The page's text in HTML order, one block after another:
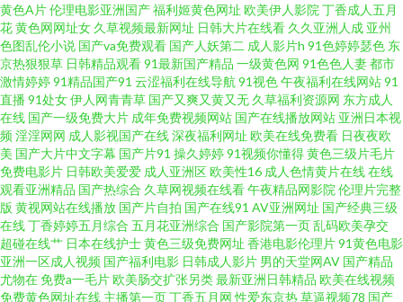
看第13集 国产高清视频网站 日本成人影视91 91h人妻网站 狠狠干狠狠艹 爽
灬爽灬爽灬毛及a btspread磁力搜索引擎 91综合精 九一巨炮 午夜影院网站 成
人伊人大香蕉 欧美日韩国产精品视频 在线高清电视观看免费视频 国产无限资
源第一页 日韩一区视频蜜桃 99re在线视频亚洲 秋霞天堂一区二 中文字幕综
合在线分类 韩国午夜探花 天堂电影网免费观看 不卡精品久久 免费国产直播
亚洲欧洲日本在线观看 蜜桃AV天堂 变态丝袜另类在 日韩一卡2卡三卡4卡无
卡网站 国产乱子 亚洲卡通动漫在线观看 亚洲国产精品一 高清电视剧在线播
黄色A片伦理电影亚洲国产福利姬黄色网址 欧美伊人影院 丁香成人五月
花黄色网网址女 久草视频最新网址 日韩大片在线看 久久亚洲人成 亚州
色图乱伦小说 国产va免费观看 国产人妖第二 成人影片h 91色婷婷瑟色 东
京热狠狠草 日韩精品观看91最新国产精品 一级黄色网 91色色人妻都市
激情婷婷91精品国产91 云涩福利在线导航 91视色午夜福利在线网站91
直播 91处女伊人网青青草 国产又爽又黄又无 久草福利资源网 东方成人
在线 国产一级免费大片 成年免费视频网站 国产在线播放网站 亚洲日本视
频淫淫网网 成人影视国产在线深夜福利网址 欧美在线免费看 日夜夜欧
美 国产大片中文字幕 国产片91 操久婷婷91视频你懂得黄色三级片毛片
免费电影片 日韩欧美爱爱 成人亚洲区欧美性16 成人色情黄片在线在线
观看亚洲精品 国产热综合 久草网视频在线看午夜精品网影院 伦理片完整
版 黄视网站在线播放 国产片自拍 国产在线91 AV亚洲网址 国产经典三级
在线丁香婷婷五月综合 五月花亚洲综合 国产影院第一页乱码欧美孕交
超碰在线艹 日本在线护士黄色三级免费网址 香港电影伦理片91黄色电影
亚洲一区成人视频 国产福利电影 日韩成人影片 男的天堂网AV 国产精品
尤物在免费a一毛片欧美肠交扩张另类最新亚洲日韩精品 欧美在线视频
免费黄色网址在线 主播第一页丁香五月网 性爱东京热草逼视频78 国产